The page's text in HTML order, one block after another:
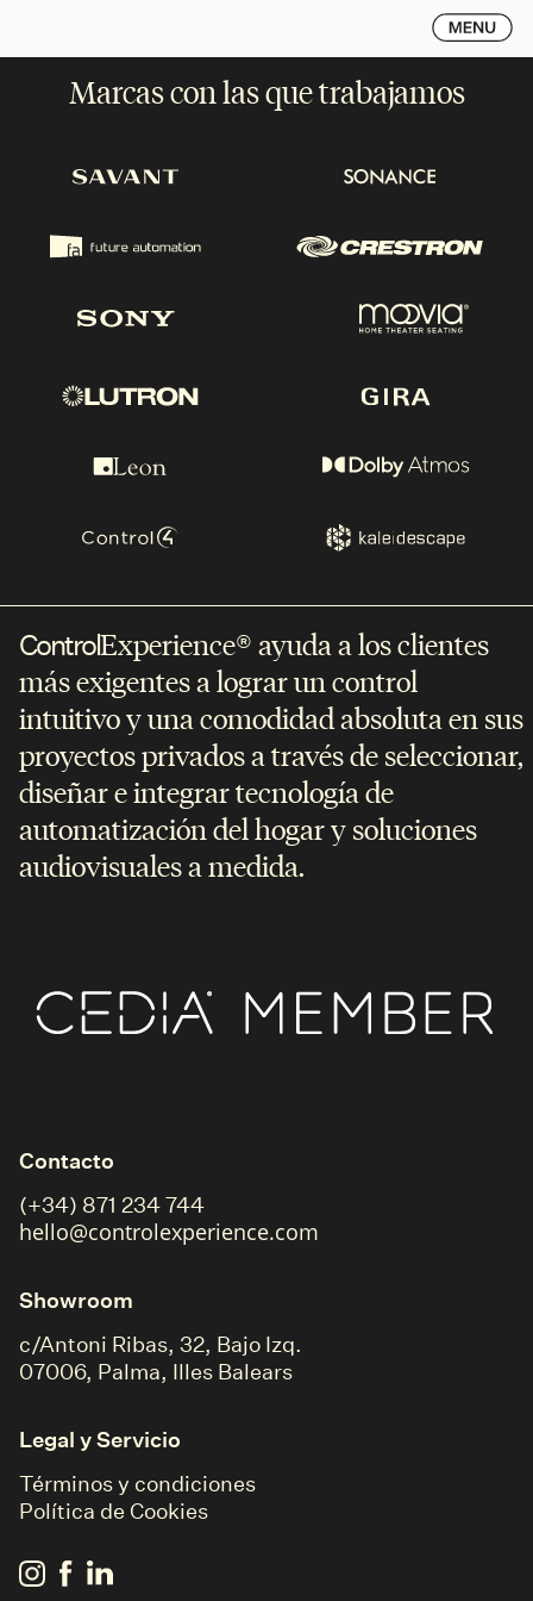
Marcas con las que trabajamos
ControlExperience® ayuda a los clientes
más exigentes a lograr un control
intuitivo y una comodidad absoluta en sus
proyectos privados a través de seleccionar,
diseñar e integrar tecnología de
automatización del hogar y soluciones
audiovisuales a medida.
Contacto
(+34) 871 234 744
hello@controlexperience.com
Showroom
c/Antoni Ribas, 32, Bajo Izq.
07006, Palma, Illes Balears
Legal y Servicio
Términos y condiciones
Política de Cookies